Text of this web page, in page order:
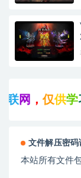
，仅 供学习参
文件解压密码
本站所有文件